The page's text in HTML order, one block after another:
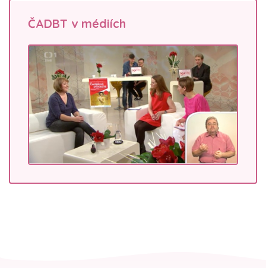
ČADBT v médiích